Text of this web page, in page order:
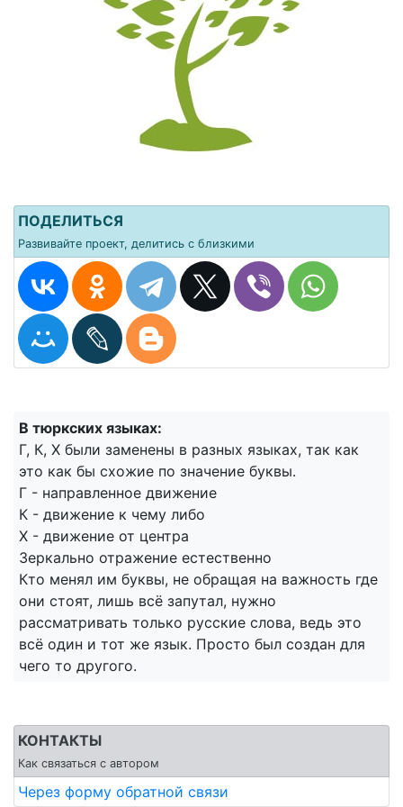
ПОДЕЛИТЬСЯ
Развивайте проект, делитись с близкими
В тюркских языках:
Г, К, Х были заменены в разных языках, так как
это как бы схожие по значение буквы.
Г - направленное движение
К - движение к чему либо
Х - движение от центра
Зеркально отражение естественно
Кто менял им буквы, не обращая на важность где
они стоят, лишь всё запутал, нужно
рассматривать только русские слова, ведь это
всё один и тот же язык. Просто был создан для
чего то другого.
КОНТАКТЫ
Как связаться с автором
Через форму обратной связи